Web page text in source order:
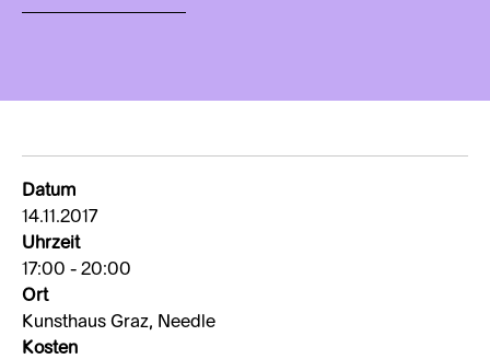
Datum
14.11.2017
Uhrzeit
17:00 - 20:00
Ort
Kunsthaus Graz, Needle
Kosten